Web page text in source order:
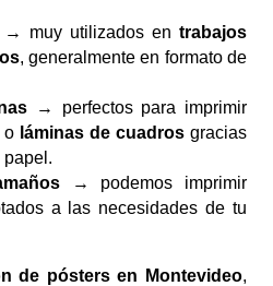
→ muy utilizados en trabajos
, generalmente en formato de
→ perfectos para imprimir
o láminas de cuadros gracias
papel.
→ podemos imprimir
a las necesidades de tu
de pósters en Montevideo,